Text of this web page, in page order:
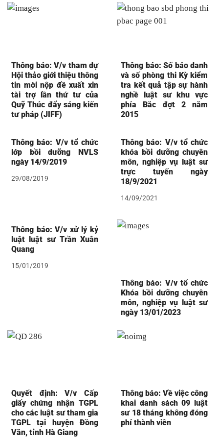
Thông báo: V/v tham dự
Hội thảo giới thiệu thông
tin mời nộp đề xuất xin
tài trợ lần thứ tư của
Quỹ Thúc đẩy sáng kiến
tư pháp (JIFF)
Thông báo: Số báo danh
và số phòng thi Kỳ kiểm
tra kết quả tập sự hành
nghề luật sư khu vực
phía Bắc đợt 2 năm
2015
Thông báo: V/v tổ chức
lớp bồi dưỡng NVLS
ngày 14/9/2019
29/08/2019
Thông báo: V/v tổ chức
khóa bồi dưỡng chuyên
môn, nghiệp vụ luật sư
trực tuyến ngày
18/9/2021
14/09/2021
Thông báo: V/v xử lý kỷ
luật luật sư Trần Xuân
Quang
15/01/2019
Thông báo: V/v tổ chức
Khóa bồi dưỡng chuyên
môn, nghiệp vụ luật sư
ngày 13/01/2023
Quyết định: V/v Cấp
giấy chứng nhận TGPL
cho các luật sư tham gia
TGPL tại huyện Đồng
Văn, tỉnh Hà Giang
Thông báo: Về việc công
khai danh sách 09 luật
sư 18 tháng không đóng
phí thành viên